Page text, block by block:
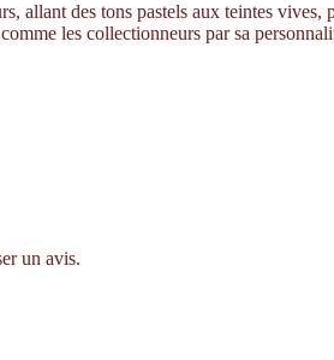
allant des tons pastels aux teintes
les collectionneurs par sa
un avis.